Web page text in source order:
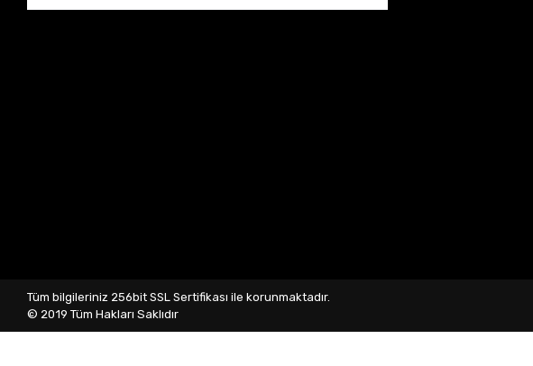
Tüm bilgileriniz 256bit SSL Sertifikası ile korunmaktadır.
© 2019Tüm Hakları Saklıdır